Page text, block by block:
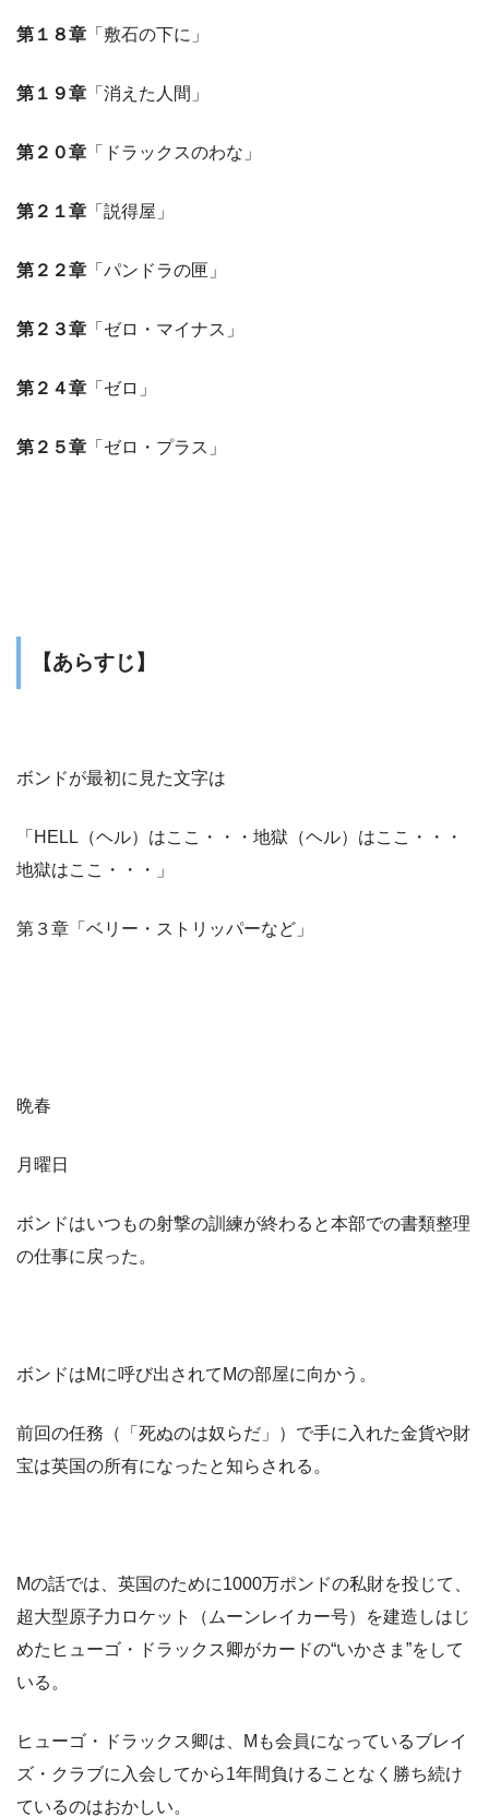
第１８章 「敷石の下に」
第１９章 「消えた人間」
第２０章 「ドラックスのわな」
第２１章 「説得屋」
第２２章 「パンドラの匣」
第２３章 「ゼロ・マイナス」
第２４章 「ゼロ」
第２５章 「ゼロ・プラス」
【あらすじ】
ボンドが最初に見た文字は
「HELL（ヘル）はここ・・・地獄（ヘル）はここ・・・
地獄はここ・・・」
第３章「ベリー・ストリッパーなど」
晩春
月曜日
ボンドはいつもの射撃の訓練が終わると本部での書類整理
の仕事に戻った。
ボンドはMに呼び出されてMの部屋に向かう。
前回の任務（「死ぬのは奴らだ」）で手に入れた金貨や財
宝は英国の所有になったと知らされる。
Mの話では、英国のために1000万ポンドの私財を投じて、
超大型原子力ロケット（ムーンレイカー号）を建造しはじ
めたヒューゴ・ドラックス卿がカードの“いかさま”をして
いる。
ヒューゴ・ドラックス卿は、Mも会員になっているブレイ
ズ・クラブに入会してから1年間負けることなく勝ち続け
ているのはおかしい。